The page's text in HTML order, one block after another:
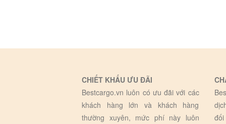
CHIẾT KHẤU ƯU ĐÃI
Bestcargo.vn luôn có ưu đãi với các
khách hàng lớn và khách hàng
thường xuyên, mức phí này luôn